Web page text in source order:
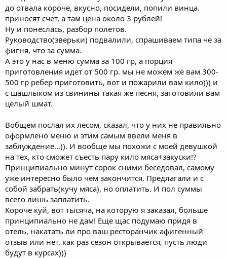
до отвала короче, вкусно, посидели, попили винца.
приносят счет, а там цена около 3 рублей!
Ну и понеслась, разбор полетов.
Руководство(зверьки) подвалили, спрашиваем типа че за
фигня, что за сумма.
А это у нас в меню сумма за 100 гр, а порция
приготовления идет от 500 гр. мы не можем же вам 300-
500 гр ребер приготовить, вот и пожарили вам кило))) и
с шашлыком из свинины такая же песня, заготовили вам
целый шмат.
Вобщем послал их лесом, сказал, что у них не правильно
оформлено меню и этим самым ввели меня в
заблуждение...)). И вообще мы похожи с моей девушкой
на тех, кто сможет съесть пару кило мяса+закуски!?
Принципиально минут сорок сними беседовал, самому
уже интересно было чем закончится. Предлагали и с
собой забрать(кучу мяса), но оплатить. И пол суммы
всего лишь заплатить.
Короче куй, вот тысяча, на которую я заказал, больше
принципиально не дам! Еще щас подумаю придя в
отель, накатать ли про ваш ресторанчик афигенный
отзыв или нет, как раз сезон открывается, пусть люди
будут в курсах)))